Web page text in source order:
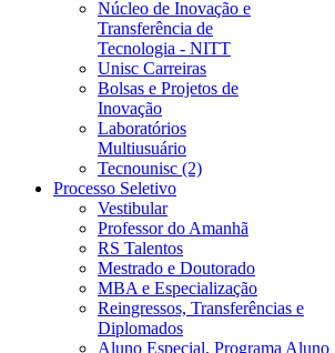
Núcleo de Inovação e
Transferência de
Tecnologia - NITT
Unisc Carreiras
Bolsas e Projetos de
Inovação
Laboratórios
Multiusuário
Tecnounisc (2)
Processo Seletivo
Vestibular
Professor do Amanhã
RS Talentos
Mestrado e Doutorado
MBA e Especialização
Reingressos, Transferências e
Diplomados
Aluno Especial, Programa Aluno